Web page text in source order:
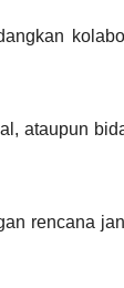
ataupun
rencana